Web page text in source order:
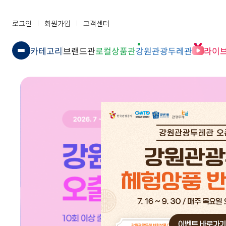
로그인 회원가입 고객센터
카테고리브랜드관로컬상품관강원관광두레관 라이